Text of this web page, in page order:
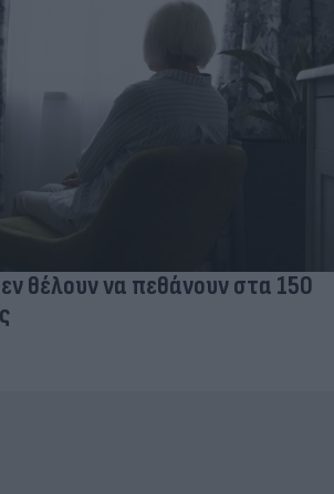
θέλουν να πεθάνουν στα 150